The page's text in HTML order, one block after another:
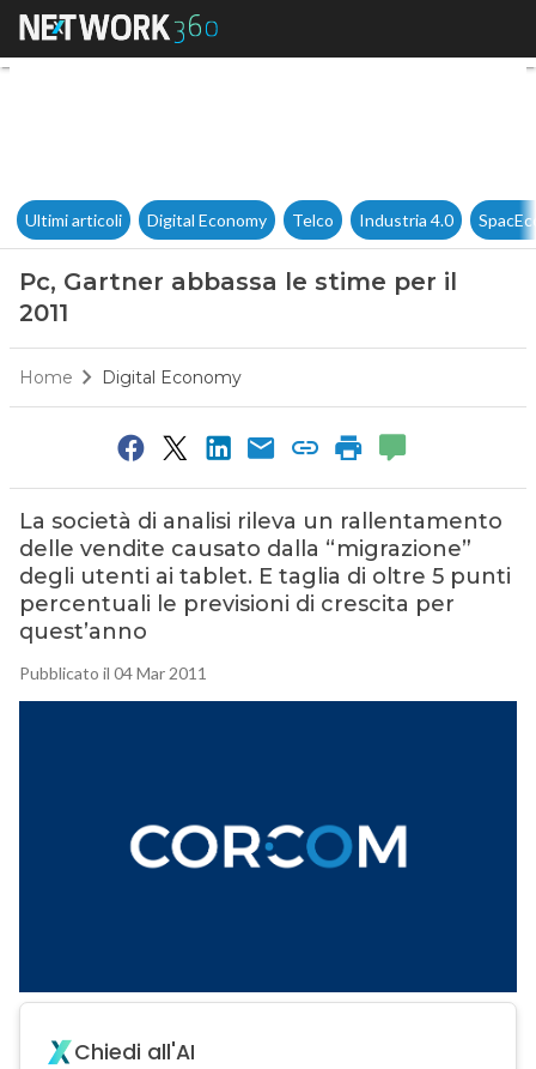
Pc, Gartner abbassa le stime
Ultimi articoli Digital Economy Telco Industria 4.0
Pc, Gartner abbassa le stime per il
2011
Home Digital Economy
La società di analisi rileva un rallentamento
delle vendite causato dalla “migrazione”
degli utenti ai tablet. E taglia di oltre 5 punti
percentuali le previsioni di crescita per
quest’anno
Pubblicato il 04 Mar 2011
Chiedi all'AI